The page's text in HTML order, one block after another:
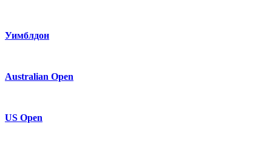
Уимблдон
Australian Open
US Open